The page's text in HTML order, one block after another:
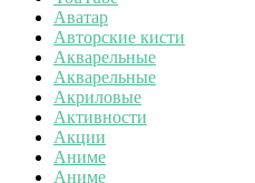
Аватар
Авторские кисти
Акварельные
Акварельные
Акриловые
Активности
Акции
Аниме
Аниме